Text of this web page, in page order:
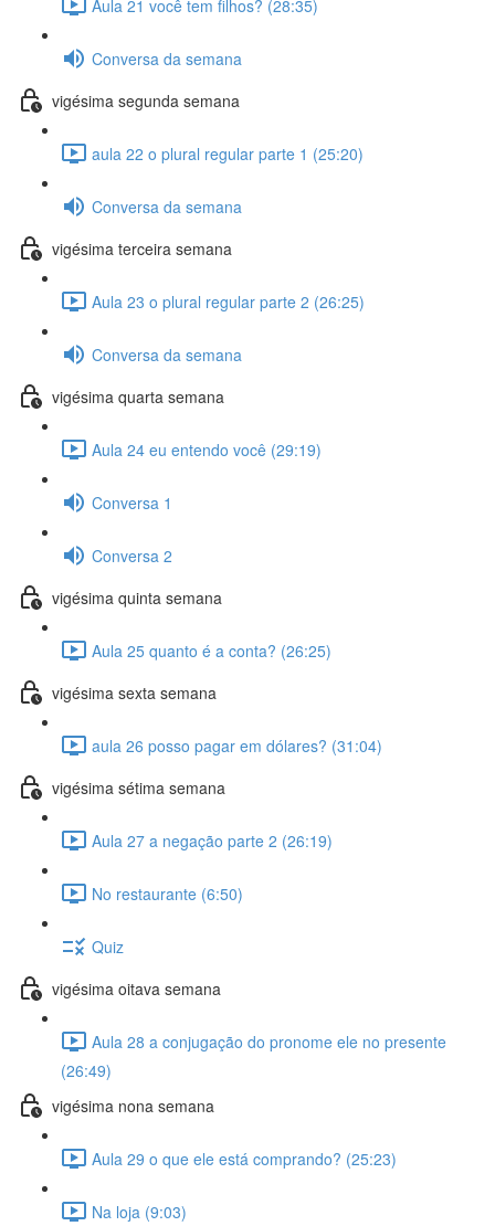
Aula 21 você tem filhos? (28:35)
Conversa da semana
vigésima segunda semana
aula 22 o plural regular parte 1 (25:20)
Conversa da semana
vigésima terceira semana
Aula 23 o plural regular parte 2 (26:25)
Conversa da semana
vigésima quarta semana
Aula 24 eu entendo você (29:19)
Conversa 1
Conversa 2
vigésima quinta semana
Aula 25 quanto é a conta? (26:25)
vigésima sexta semana
aula 26 posso pagar em dólares? (31:04)
vigésima sétima semana
Aula 27 a negação parte 2 (26:19)
No restaurante (6:50)
Quiz
vigésima oitava semana
Aula 28 a conjugação do pronome ele no presente
(26:49)
vigésima nona semana
Aula 29 o que ele está comprando? (25:23)
Na loja (9:03)